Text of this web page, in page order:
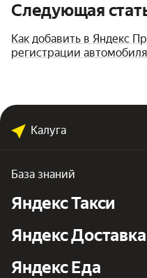
Следующая
Как добавить в Яндекс
регистрации
Калуга
База знаний
Яндекс Такси
Яндекс Доставка
Яндекс Еда